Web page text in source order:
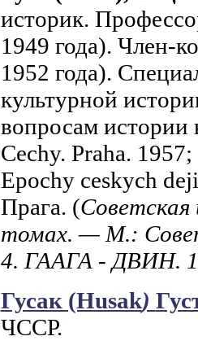
историк.
1949 года). Член-
1952 года).
культурной
вопросам истории
Cechy. Praha.
Epochy ceskych
Прага. (Советская
томах. — М.:
4. ГААГА - ДВИН.
Гусак (Husak)
ЧССР.